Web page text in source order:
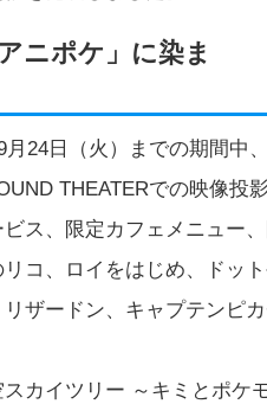
ニポケ」に染ま
24日（火）までの期間中
THEATERでの映像
ス、限定カフェメニュー
コ、ロイをはじめ、ドッ
ザードン、キャプテンピ
カイツリー ～キミとポケ